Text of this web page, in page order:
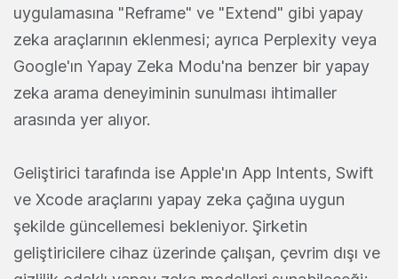
uygulamasına "Reframe" ve "Extend" gibi yapay
zeka araçlarının eklenmesi; ayrıca Perplexity veya
Google'ın Yapay Zeka Modu'na benzer bir yapay
zeka arama deneyiminin sunulması ihtimaller
arasında yer alıyor.
Geliştirici tarafında ise Apple'ın App Intents, Swift
ve Xcode araçlarını yapay zeka çağına uygun
şekilde güncellemesi bekleniyor. Şirketin
geliştiricilere cihaz üzerinde çalışan, çevrim dışı ve